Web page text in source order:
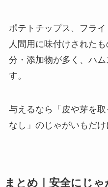
ポテトチップス、フラ
人間用に味付けされた
分・添加物が多く、ハ
す。
与えるなら「皮や芽を
なし」のじゃがいもだけ
まとめ｜安全にじ